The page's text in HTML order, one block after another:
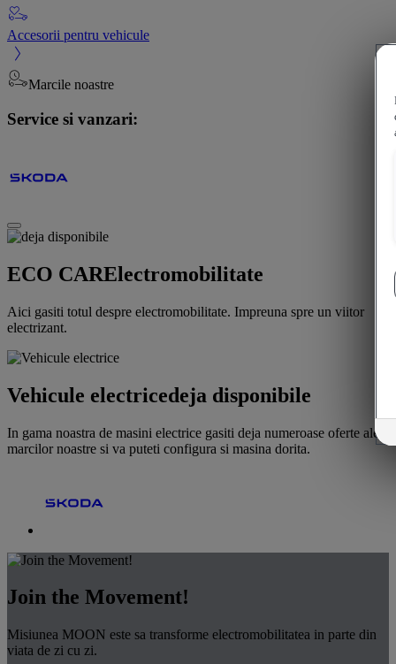
Accesorii pentru vehicule
Marcile noastre
Service si vanzari:
ECO CARElectromobilitate
Aici gasiti totul despre electromobilitate. Impreuna spre un viitor
electrizant.
Vehicule electricedeja disponibile
In gama noastra de masini electrice gasiti deja numeroase oferte ale
marcilor noastre si va puteti configura si masina dorita.
Join the Movement!
Misiunea MOON este sa transforme electromobilitatea in parte din
viata de zi cu zi.